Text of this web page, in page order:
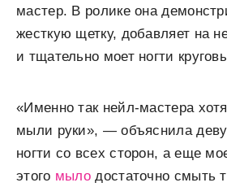
мастер. В ролике она
жесткую щетку, добавляет на
и тщательно моет ногти
«Именно так нейл-мастера
мыли руки», — объяснила
ногти со всех сторон, а еще
этого мыло достаточно смыть